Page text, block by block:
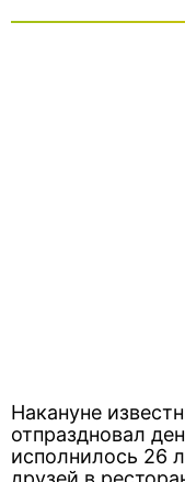
Накануне
отпраздновал
исполнилось 26